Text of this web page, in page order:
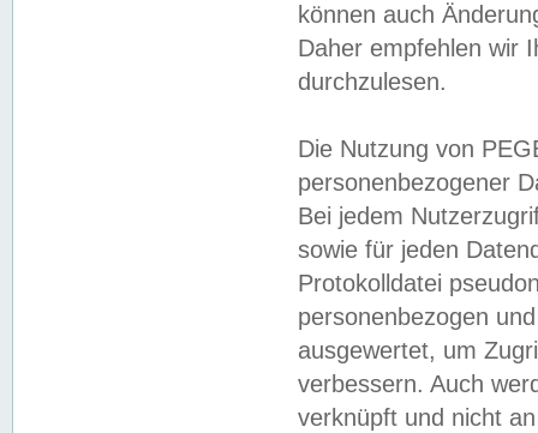
können auch
Daher empfehlen wir
durchzulesen.
Die Nutzung von
personenbezogener
Bei jedem
sowie für jeden
Protokolldatei
personenbezogen
ausgewertet, um
verbessern. Auch
verknüpft und nicht